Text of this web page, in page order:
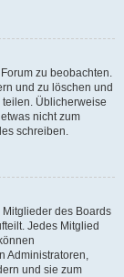
zu beobachten.
und zu löschen und
Üblicherweise
nicht zum
schreiben.
des Boards
Jedes Mitglied
Administratoren,
und sie zum